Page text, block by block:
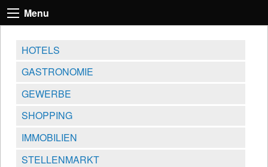
Menu
HOTELS
GASTRONOMIE
GEWERBE
SHOPPING
IMMOBILIEN
STELLENMARKT